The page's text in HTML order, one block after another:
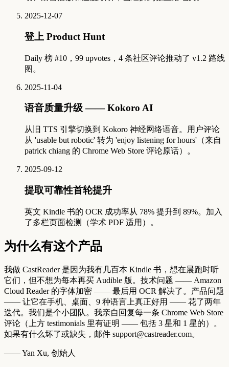
2025-12-07
登上 Product Hunt
Daily 榜 #10，99 upvotes，4 条社区评论推动了 v1.2 路线
图。
2025-11-04
语音质量升级 —— Kokoro AI
从旧 TTS 引擎切换到 Kokoro 神经网络语音。用户评论
从 'usable but robotic' 转为 'enjoy listening for hours'（来自
patrick chiang 的 Chrome Web Store 评论原话）。
2025-09-12
提取可靠性首轮提升
英文 Kindle 书的 OCR 成功率从 78% 提升到 89%。加入
了多栏页面检测（学术 PDF 适用）。
为什么有这个产品
我做 CastReader 是因为我有几百本 Kindle 书，想在晨跑时听
它们，但不想为每本再买 Audible 版。技术问题 —— Amazon
Cloud Reader 的字体加密 —— 最后用 OCR 解决了。产品问题
—— 让它在手机、桌面、9 种语言上真正好用 —— 花了两年
迭代。我们是个小团队。我亲自回复每一条 Chrome Web Store
评论（上方 testimonials 里有证明 —— 包括 3 星和 1 星的）。
如果有什么坏了或缺失，邮件 support@castreader.com。
—— Yan Xu, 创始人